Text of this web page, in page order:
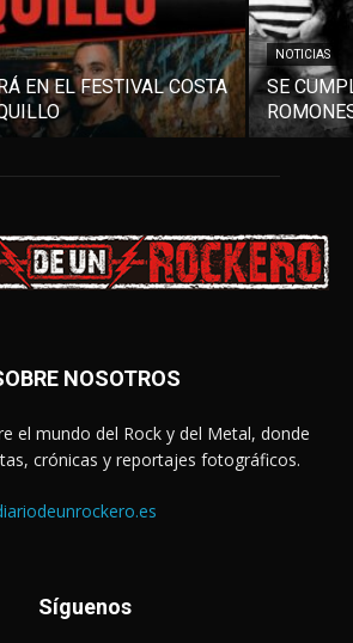
EN EL FESTIVAL COSTA
NOTICIAS
SE
NOSOTROS
el mundo del Rock y del Metal, donde
crónicas y reportajes fotográficos.
Síguenos